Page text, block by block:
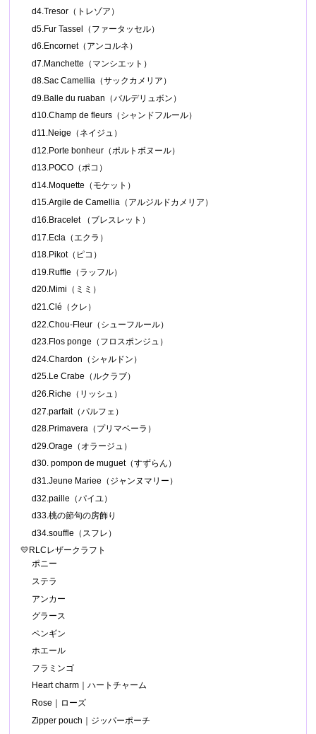
d4.Tresor（トレゾア）
d5.Fur Tassel（ファータッセル）
d6.Encornet（アンコルネ）
d7.Manchette（マンシエット）
d8.Sac Camellia（サックカメリア）
d9.Balle du ruaban（バルデリュボン）
d10.Champ de fleurs（シャンドフルール）
d11.Neige（ネイジュ）
d12.Porte bonheur（ポルトボヌール）
d13.POCO（ポコ）
d14.Moquette（モケット）
d15.Argile de Camellia（アルジルドカメリア）
d16.Bracelet （ブレスレット）
d17.Ecla（エクラ）
d18.Pikot（ピコ）
d19.Ruffle（ラッフル）
d20.Mimi（ミミ）
d21.Clé（クレ）
d22.Chou-Fleur（シューフルール）
d23.Flos ponge（フロスポンジュ）
d24.Chardon（シャルドン）
d25.Le Crabe（ルクラブ）
d26.Riche（リッシュ）
d27.parfait（パルフェ）
d28.Primavera（プリマベーラ）
d29.Orage（オラージュ）
d30. pompon de muguet（すずらん）
d31.Jeune Mariee（ジャンヌマリー）
d32.paille（パイユ）
d33.桃の節句の房飾り
d34.souffle（スフレ）
💛RLCレザークラフト
ポニー
ステラ
アンカー
グラース
ペンギン
ホエール
フラミンゴ
Heart charm｜ハートチャーム
Rose｜ローズ
Zipper pouch｜ジッパーポーチ